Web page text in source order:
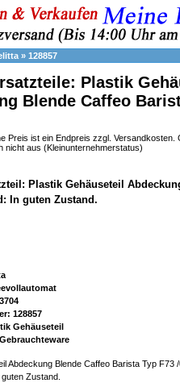
» 128857
Plastik
Blende Caffeo
Preis ist ein Endpreis zzgl.
nicht aus (Kleinunternehmerstatus)
Plastik Gehäuseteil
In guten Zustand.
128857
Gehäuseteil
Abdeckung Blende Caffeo Barista Typ
Zustand.